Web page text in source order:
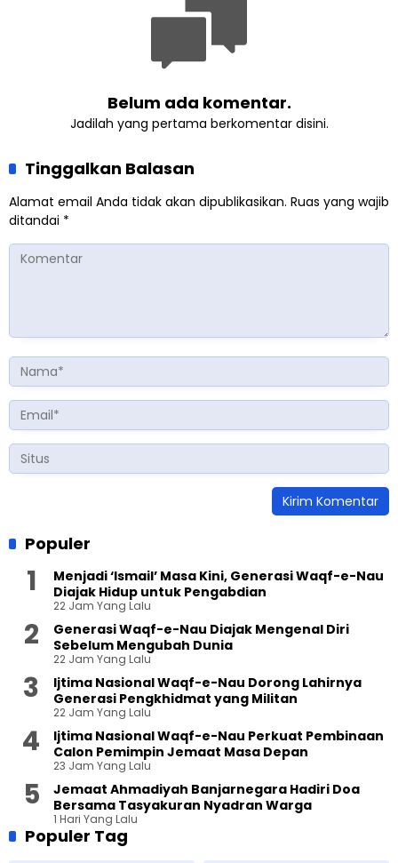
Belum ada komentar.
Jadilah yang pertama berkomentar disini.
Tinggalkan Balasan
Alamat email Anda tidak akan dipublikasikan. Ruas yang wajib
ditandai *
Populer
Menjadi ‘Ismail’ Masa Kini, Generasi Waqf-e-Nau
Diajak Hidup untuk Pengabdian
22 Jam Yang Lalu
Generasi Waqf-e-Nau Diajak Mengenal Diri
Sebelum Mengubah Dunia
22 Jam Yang Lalu
Ijtima Nasional Waqf-e-Nau Dorong Lahirnya
Generasi Pengkhidmat yang Militan
22 Jam Yang Lalu
Ijtima Nasional Waqf-e-Nau Perkuat Pembinaan
Calon Pemimpin Jemaat Masa Depan
23 Jam Yang Lalu
Jemaat Ahmadiyah Banjarnegara Hadiri Doa
Bersama Tasyakuran Nyadran Warga
1 Hari Yang Lalu
Populer Tag